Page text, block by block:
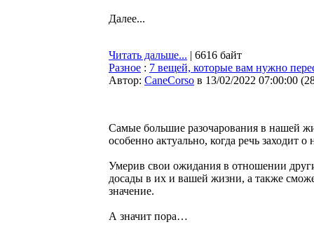
Далее...
Читать дальше... | 6616 байт
Разное : 7 вещей, которые вам нужно
Автор: CaneCorso в 13/02/2022 07:00:00 (
Самые большие разочарования в нашей
особенно актуально, когда речь
Умерив свои ожидания в отношении
досады в их и вашей жизни, а также
значение.
А значит пора…